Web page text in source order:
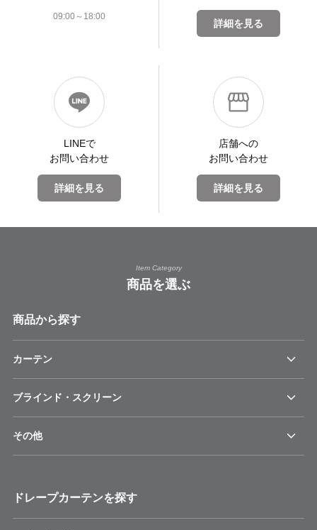
09:00～18:00
詳細を見る
LINEで
お問い合わせ
詳細を見る
店舗への
お問い合わせ
詳細を見る
Item Category
商品を選ぶ
商品から探す
カーテン
ブラインド・スクリーン
その他
ドレープカーテンを探す